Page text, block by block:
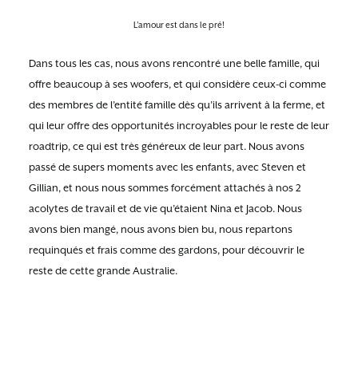
L’amour est dans le pré!
Dans tous les cas, nous avons rencontré une belle famille, qui
offre beaucoup à ses woofers, et qui considère ceux-ci comme
des membres de l’entité famille dès qu’ils arrivent à la ferme, et
qui leur offre des opportunités incroyables pour le reste de leur
roadtrip, ce qui est très généreux de leur part. Nous avons
passé de supers moments avec les enfants, avec Steven et
Gillian, et nous nous sommes forcément attachés à nos 2
acolytes de travail et de vie qu’étaient Nina et Jacob. Nous
avons bien mangé, nous avons bien bu, nous repartons
requinqués et frais comme des gardons, pour découvrir le
reste de cette grande Australie.